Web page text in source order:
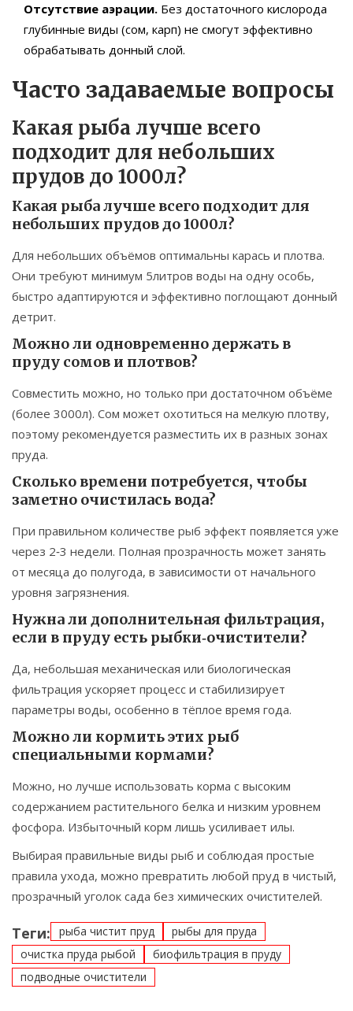
Отсутствие аэрации. Без достаточного кислорода
глубинные виды (сом, карп) не смогут эффективно
обрабатывать донный слой.
Часто задаваемые вопросы
Какая рыба лучше всего
подходит для небольших
прудов до 1000л?
Какая рыба лучше всего подходит для
небольших прудов до 1000л?
Для небольших объёмов оптимальны карась и плотва.
Они требуют минимум 5литров воды на одну особь,
быстро адаптируются и эффективно поглощают донный
детрит.
Можно ли одновременно держать в
пруду сомов и плотвов?
Совместить можно, но только при достаточном объёме
(более 3000л). Сом может охотиться на мелкую плотву,
поэтому рекомендуется разместить их в разных зонах
пруда.
Сколько времени потребуется, чтобы
заметно очистилась вода?
При правильном количестве рыб эффект появляется уже
через 2‑3 недели. Полная прозрачность может занять
от месяца до полугода, в зависимости от начального
уровня загрязнения.
Нужна ли дополнительная фильтрация,
если в пруду есть рыбки‑очистители?
Да, небольшая механическая или биологическая
фильтрация ускоряет процесс и стабилизирует
параметры воды, особенно в тёплое время года.
Можно ли кормить этих рыб
специальными кормами?
Можно, но лучше использовать корма с высоким
содержанием растительного белка и низким уровнем
фосфора. Избыточный корм лишь усиливает илы.
Выбирая правильные виды рыб и соблюдая простые
правила ухода, можно превратить любой пруд в чистый,
прозрачный уголок сада без химических очистителей.
Теги: рыба чистит пруд
рыбы для пруда
очистка пруда рыбой
биофильтрация в пруду
подводные очистители